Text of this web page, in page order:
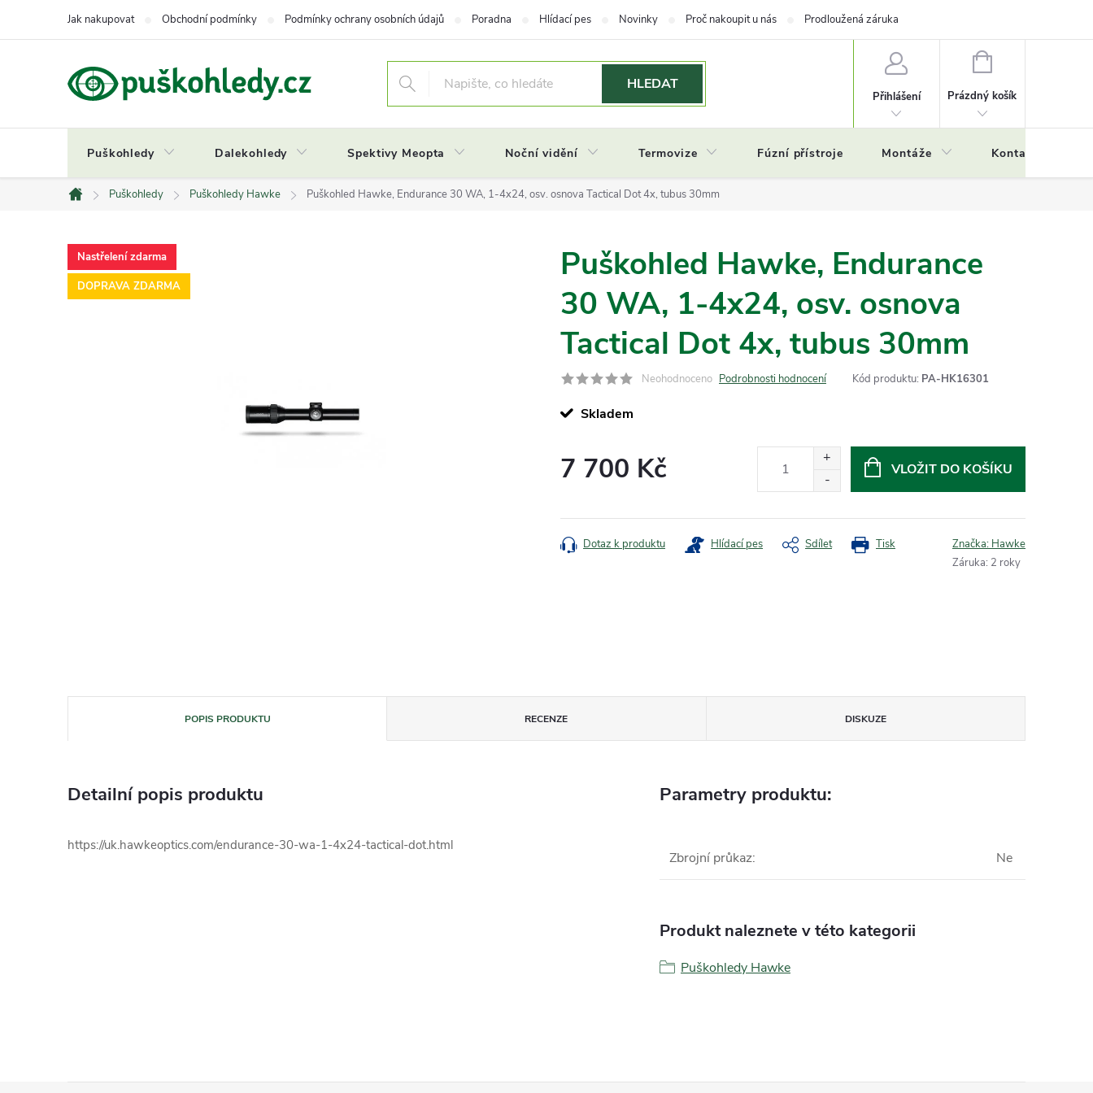
Jak nakupovat Obchodní podmínky Podmínky ochrany osobních údajů Poradna Hlídací pes Novinky Proč nakoupit u nás Prodloužená záruka
HLEDAT
Přihlášení
NÁKUPNÍ
Prázdný košík
Puškohledy Dalekohledy Spektivy Meopta Noční vidění Termovize Fúzní přístroje Montáže Kontakty
Domů
Puškohledy Puškohledy Hawke Puškohled Hawke, Endurance 30 WA, 1-4x24, osv. osnova Tactical Dot 4x, tubus 30mm
Nastřelení zdarma
DOPRAVA ZDARMA
Puškohled Hawke, Endurance
30 WA, 1-4x24, osv. osnova
Tactical Dot 4x, tubus 30mm
Neohodnoceno Podrobnosti hodnocení Kód produktu: PA-HK16301
Skladem
7 700 Kč VLOŽIT DO KOŠÍKU
Tisk
Dotaz k produktu Hlídací pes Sdílet Značka: Hawke
Záruka: 2 roky
POPIS PRODUKTU RECENZE DISKUZE
Detailní popis produktu
https://uk.hawkeoptics.com/endurance-30-wa-1-4x24-tactical-dot.html
Parametry produktu:
Zbrojní průkaz: Ne
Produkt naleznete v této kategorii
Puškohledy Hawke